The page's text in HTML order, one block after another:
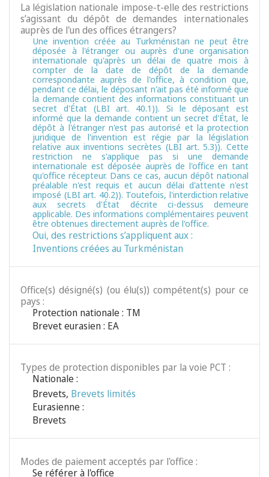
La législation nationale impose-t-elle des restrictions
s’agissant du dépôt de demandes internationales
auprès de l'un des offices étrangers?
Une invention créée au Turkménistan ne peut être
déposée à l'étranger ou auprès d'une organisation
internationale qu'après un délai de quatre mois à
compter de la date de dépôt de la demande
correspondante auprès de l'office, à condition que,
pendant ce délai, le déposant n'ait pas été informé que
la demande contient des informations constituant un
secret d'État (LBI art. 40.1)). Si le déposant est
informé que la demande contient un secret d'État, le
dépôt à l'étranger n'est pas autorisé et la protection
juridique de l'invention est régie par la législation
relative aux inventions secrètes (LBI art. 5.3)). Cette
restriction ne s'applique pas si une demande
internationale est déposée auprès de l'office en tant
qu'office récepteur. Dans ce cas, aucun dépôt national
préalable n'est requis et aucun délai d'attente n'est
imposé (LBI art. 40.2)). Toutefois, l'interdiction relative
aux secrets d'État décrite ci-dessus demeure
applicable. Des informations complémentaires peuvent
être obtenues directement auprès de l'office.
Oui, des restrictions s’appliquent aux :
Inventions créées au Turkménistan
Office(s) désigné(s) (ou élu(s)) compétent(s) pour ce
pays :
Protection nationale : TM
Brevet eurasien : EA
Types de protection disponibles par la voie PCT :
Nationale :
Brevets, Brevets limités
Eurasienne :
Brevets
Modes de paiement acceptés par l'office :
Se référer à l'office